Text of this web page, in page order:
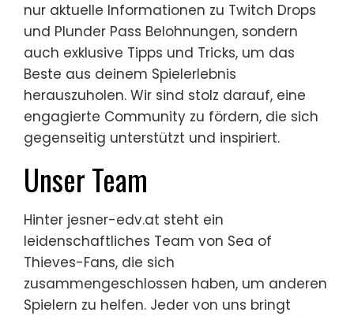
nur aktuelle Informationen zu Twitch Drops
und Plunder Pass Belohnungen, sondern
auch exklusive Tipps und Tricks, um das
Beste aus deinem Spielerlebnis
herauszuholen. Wir sind stolz darauf, eine
engagierte Community zu fördern, die sich
gegenseitig unterstützt und inspiriert.
Unser Team
Hinter jesner-edv.at steht ein
leidenschaftliches Team von Sea of
Thieves-Fans, die sich
zusammengeschlossen haben, um anderen
Spielern zu helfen. Jeder von uns bringt